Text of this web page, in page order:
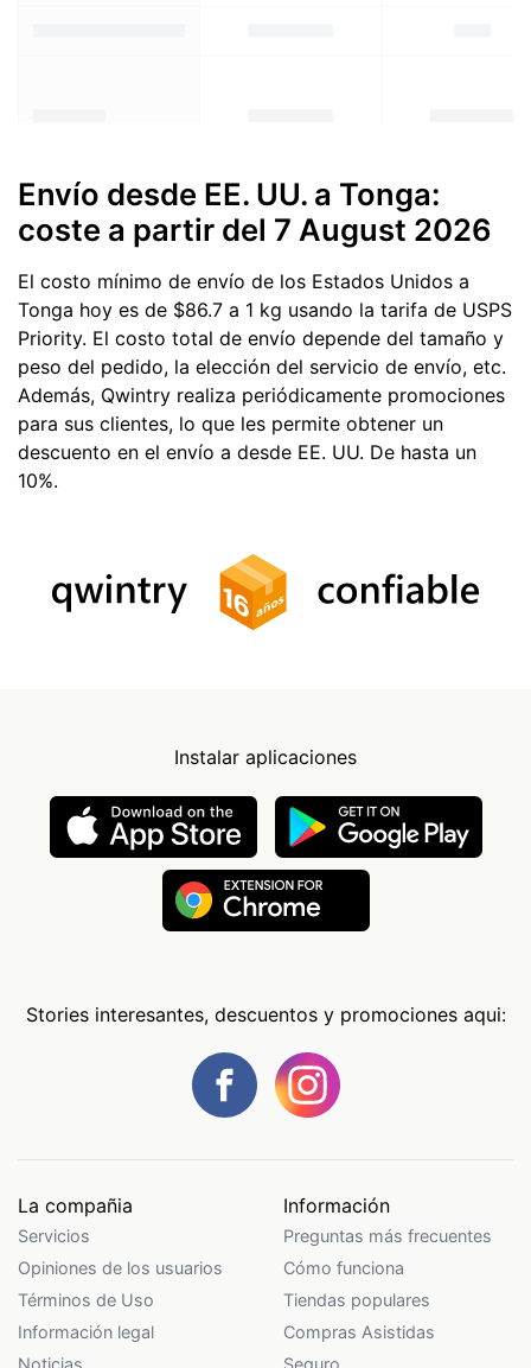
Envío desde EE. UU. a Tonga:
coste a partir del 7 August 2026
El costo mínimo de envío de los Estados Unidos a
Tonga hoy es de $86.7 a 1 kg usando la tarifa de USPS
Priority. El costo total de envío depende del tamaño y
peso del pedido, la elección del servicio de envío, etc.
Además, Qwintry realiza periódicamente promociones
para sus clientes, lo que les permite obtener un
descuento en el envío a desde EE. UU. De hasta un
10%.
Instalar aplicaciones
Stories interesantes, descuentos y promociones aqui:
La compañia
Servicios
Opiniones de los usuarios
Términos de Uso
Información legal
Información
Preguntas más frecuentes
Cómo funciona
Tiendas populares
Compras Asistidas